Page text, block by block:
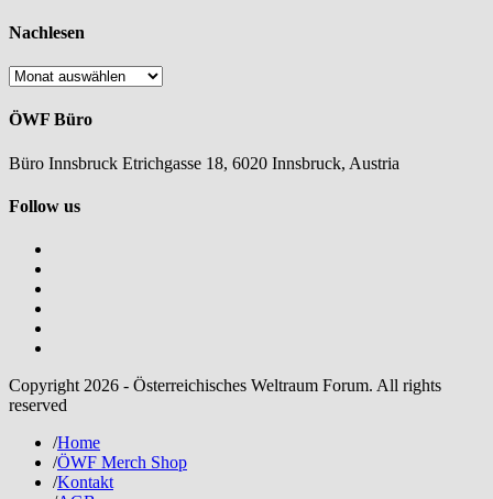
Nachlesen
Nachlesen
ÖWF Büro
Büro Innsbruck Etrichgasse 18, 6020 Innsbruck, Austria
Follow us
Copyright 2026 - Österreichisches Weltraum Forum. All rights
reserved
/Home
/ÖWF Merch Shop
/Kontakt